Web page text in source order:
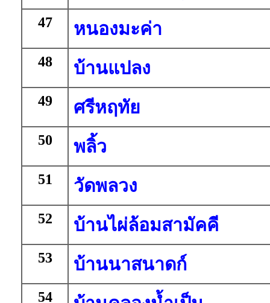
47 หนองมะค่า
48 บ้านแปลง
49 ศรีหฤทัย
50 พลิ้ว
51 วัดพลวง
52 บ้านไผ่ล้อมสามัคคี
53 บ้านนาสนาดก์
54